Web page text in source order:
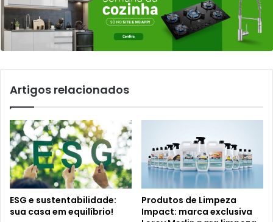
Artigos relacionados
ESG e sustentabilidade:
sua casa em equilíbrio!
Produtos de Limpeza
Impact: marca exclusiva